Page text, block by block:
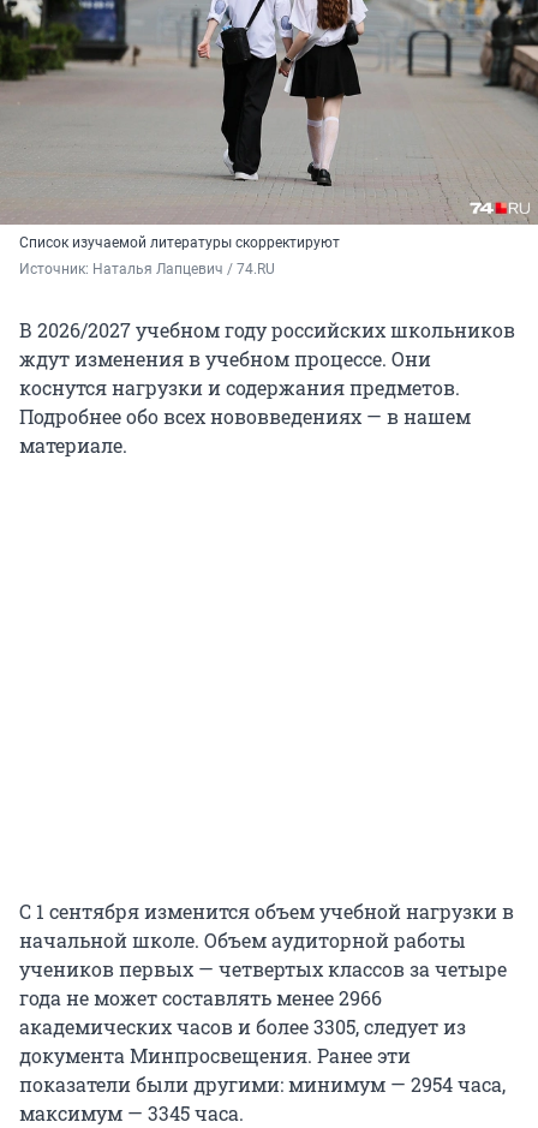
Список изучаемой литературы скорректируют
Источник: Наталья Лапцевич / 74.RU
В 2026/2027 учебном году российских школьников
ждут изменения в учебном процессе. Они
коснутся нагрузки и содержания предметов.
Подробнее обо всех нововведениях — в нашем
материале.
С 1 сентября изменится объем учебной нагрузки в
начальной школе. Объем аудиторной работы
учеников первых — четвертых классов за четыре
года не может составлять менее 2966
академических часов и более 3305, следует из
документа Минпросвещения. Ранее эти
показатели были другими: минимум — 2954 часа,
максимум — 3345 часа.